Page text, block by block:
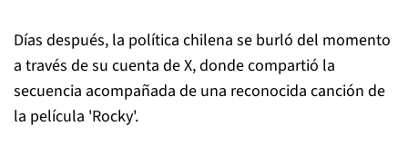
Días después, la política chilena se burló del momento
a través de su cuenta de X, donde compartió la
secuencia acompañada de una reconocida canción de
la película 'Rocky'.